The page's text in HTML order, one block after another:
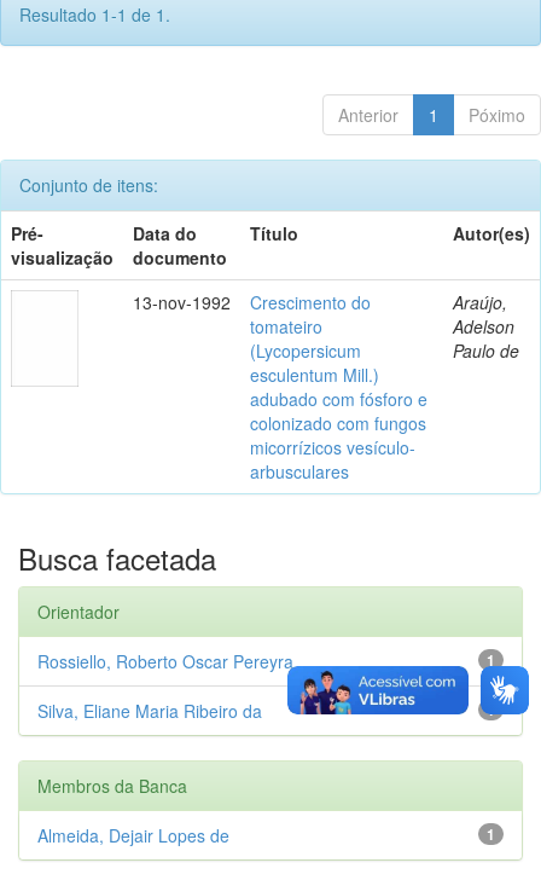
Resultado 1-1 de 1.
Anterior 1 Póximo
Conjunto de itens:
Pré-
visualização
Data do
documento
Título Autor(es)
13-nov-1992
Crescimento do
tomateiro
(Lycopersicum
esculentum Mill.)
adubado com fósforo e
colonizado com fungos
micorrízicos vesículo-
arbusculares
Araújo,
Adelson
Paulo de
Busca facetada
Orientador
1
Rossiello, Roberto Oscar Pereyra
1
Silva, Eliane Maria Ribeiro da
Membros da Banca
1
Almeida, Dejair Lopes de